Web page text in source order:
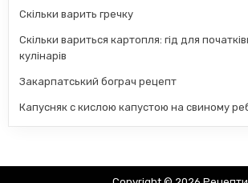
Скільки варить гречку
Скільки вариться картопля: гід для
кулінарів
Закарпатський бограч рецепт
Капусняк с кислою капустою на свиному